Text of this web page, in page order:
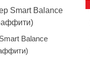
Balance